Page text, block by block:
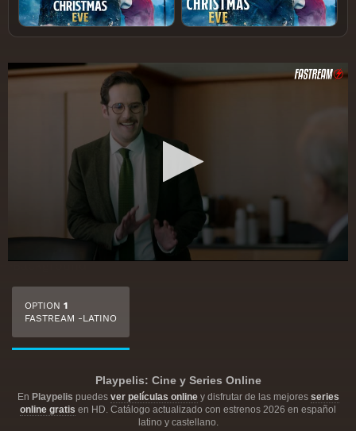
OPTION 1
FASTREAM -LATINO
Playpelis: Cine y Series Online
En Playpelis puedes ver películas onliney disfrutar de las mejores series
online gratis en HD. Catálogo actualizado con estrenos 2026 en español
latino y castellano.